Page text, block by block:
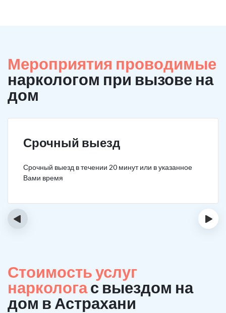
Мероприятия проводимые
наркологом при вызове на
дом
Срочный выезд
Срочный выезд в течении 20 минут или в указанное
Вами время
‹ ›
Стоимость услуг
наркологас выездом на
дом в Астрахани